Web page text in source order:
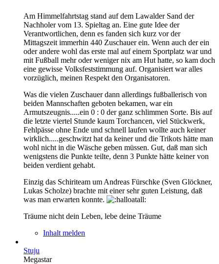
Am Himmelfahrtstag stand auf dem Lawalder Sand der
Nachholer vom 13. Spieltag an. Eine gute Idee der
Verantwortlichen, denn es fanden sich kurz vor der
Mittagszeit immerhin 440 Zuschauer ein. Wenn auch der ein
oder andere wohl das erste mal auf einem Sportplatz war und
mit Fußball mehr oder weniger nix am Hut hatte, so kam doch
eine gewisse Volksfeststimmung auf. Organisiert war alles
vorzüglich, meinen Respekt den Organisatoren.
Was die vielen Zuschauer dann allerdings fußballerisch von
beiden Mannschaften geboten bekamen, war ein
Armutszeugnis.....ein 0 : 0 der ganz schlimmen Sorte. Bis auf
die letzte viertel Stunde kaum Torchancen, viel Stückwerk,
Fehlpässe ohne Ende und schnell laufen wollte auch keiner
wirklich.....geschwitzt hat da keiner und die Trikots hätte man
wohl nicht in die Wäsche geben müssen. Gut, daß man sich
wenigstens die Punkte teilte, denn 3 Punkte hätte keiner von
beiden verdient gehabt.
Einzig das Schiriteam um Andreas Fürschke (Sven Glöckner,
Lukas Scholze) brachte mit einer sehr guten Leistung, daß
was man erwarten konnte.
Träume nicht dein Leben, lebe deine Träume
Inhalt melden
Stuju
Megastar